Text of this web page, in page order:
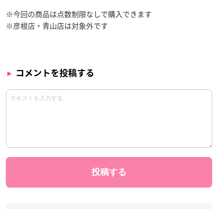
※今回の商品は点数制限なしで購入できます
※彦根店・青山店は対象外です
コメントを投稿する